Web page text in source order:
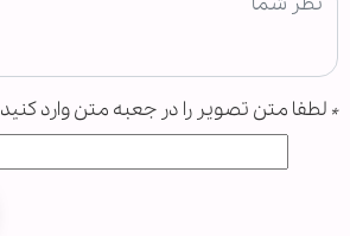
* لطفا متن تصویر را در جعبه متن وارد کنید